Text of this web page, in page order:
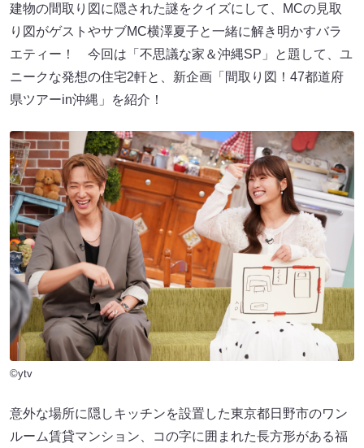
建物の間取り図に隠された謎をクイズにして、MCの見取
り図がゲストやサブMC横澤夏子と一緒に解き明かすバラ
エティー！ 今回は「不思議な家＆沖縄SP」と題して、ユ
ニークな発想の住宅2軒と、新企画「間取り図！47都道府
県ツアーin沖縄」を紹介！
©ytv
意外な場所に隠しキッチンを設置した東京都日野市のワン
ルーム賃貸マンション、コの字に囲まれた長方形がある福